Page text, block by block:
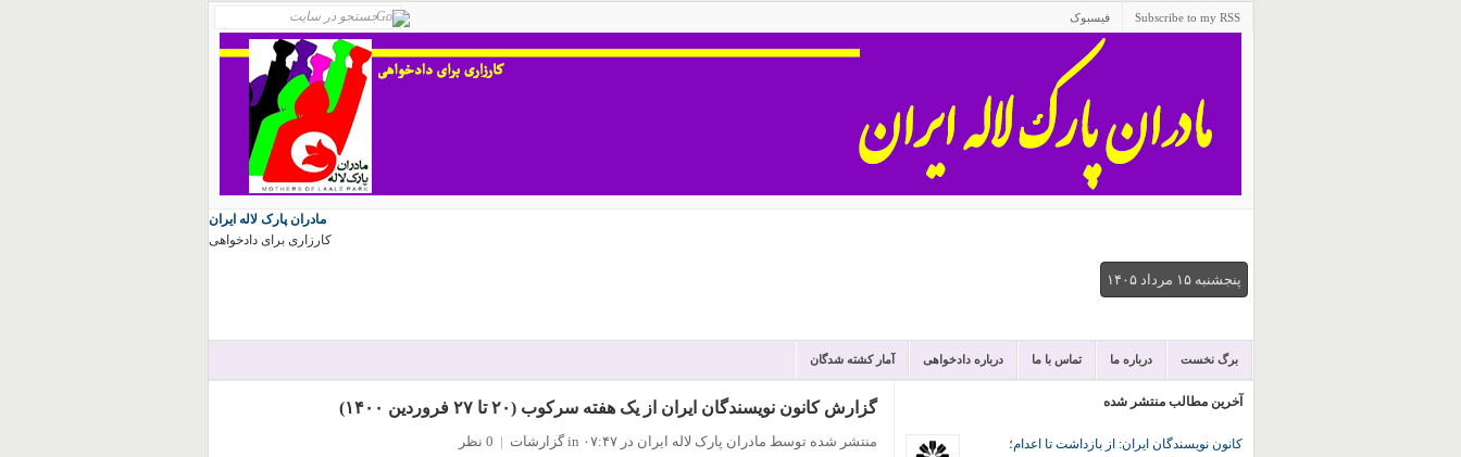
Subscribe to my RSS فیسبوک
مادران پارک لاله ایران
کارزاری برای دادخواهی
پنجشنبه ۱۵ مرداد ۱۴۰۵
برگ نخست درباره ما تماس با ما درباره دادخواهی آمار کشته شدگان
گزارش کانون نویسندگان ایران از یک هفته سرکوب (۲۰ تا ۲۷ فروردین ۱۴۰۰)
منتشر شده توسط مادران پارک لاله ایران در ۰۷:۴۷ in گزارشات | 0 نظر
آخرین مطالب منتشر شده
کانون نويسندگان ايران: از بازداشت تا اعدام؛